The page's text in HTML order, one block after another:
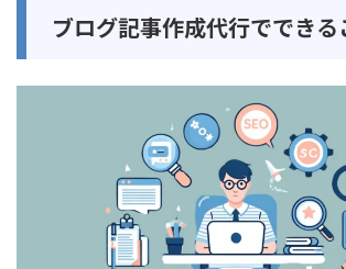
ブログ記事作成代行でできる